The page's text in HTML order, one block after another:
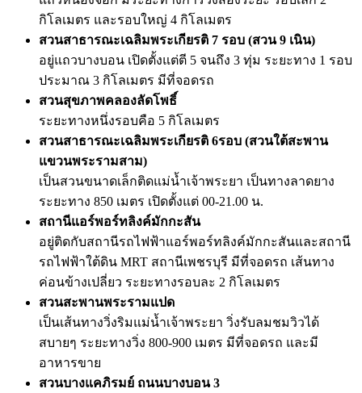
กิโลเมตร และรอบใหญ่ 4 กิโลเมตร
สวนสาธารณะเฉลิมพระเกียรติ 7 รอบ (สวน 9 เนิน)
อยู่แถวบางบอน เปิดตั้งแต่ตี 5 จนถึง 3 ทุ่ม ระยะทาง 1 รอบ
ประมาณ 3 กิโลเมตร มีที่จอดรถ
สวนสุขภาพคลองลัดโพธิ์
ระยะทางหนึ่งรอบคือ 5 กิโลเมตร
สวนสาธารณะเฉลิมพระเกียรติ 6รอบ (สวนใต้สะพาน
แขวนพระรามสาม)
เป็นสวนขนาดเล็กติดแม่น้ำเจ้าพระยา เป็นทางลาดยาง
ระยะทาง 850 เมตร เปิดตั้งแต่ 00-21.00 น.
สถานีแอร์พอร์ทลิงค์มักกะสัน
อยู่ติดกับสถานีรถไฟฟ้าแอร์พอร์ทลิงค์มักกะสันและสถานี
รถไฟฟ้าใต้ดิน MRT สถานีเพชรบุรี มีที่จอดรถ เส้นทาง
ค่อนข้างเปลี่ยว ระยะทางรอบละ 2 กิโลเมตร
สวนสะพานพระรามแปด
เป็นเส้นทางวิ่งริมแม่น้ำเจ้าพระยา วิ่งรับลมชมวิวได้
สบายๆ ระยะทางวิ่ง 800-900 เมตร มีที่จอดรถ และมี
อาหารขาย
สวนบางแคภิรมย์ ถนนบางบอน3